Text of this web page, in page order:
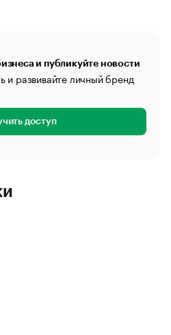
и публикуйте новости
и развивайте личный бренд
доступ